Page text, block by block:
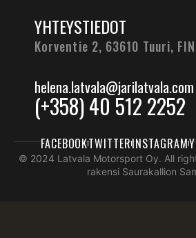
YHTEYSTIEDOT
Korventie 2, 63610 Tuuri,
helena.latvala@jarilatvala.com
(+358) 40 512 2252
© 2024 Latvala Motorsport Oy. All
rakensi Saurakallion
FACEBOOKTWITTERINSTAGRAM